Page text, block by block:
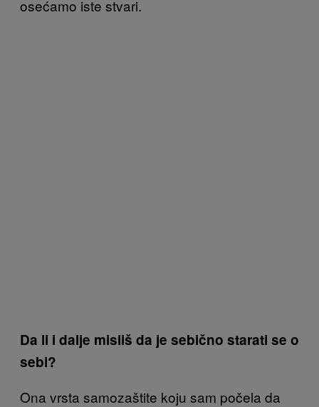
osećamo iste stvari.
Da li i dalje misliš da je sebično starati se o
sebi?
Ona vrsta samozaštite koju sam počela da